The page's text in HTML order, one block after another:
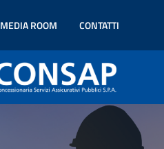
MEDIA ROOM CONTATTI